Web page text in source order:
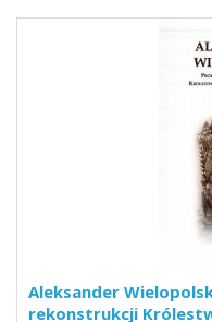
Aleksander
rekonstrukcji